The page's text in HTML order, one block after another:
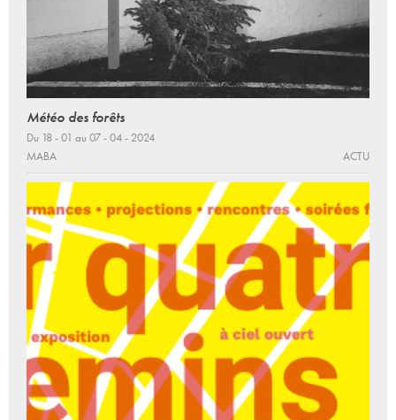
Météo des forêts
Du 18 - 01 au 07 - 04 - 2024
MABA
ACTU